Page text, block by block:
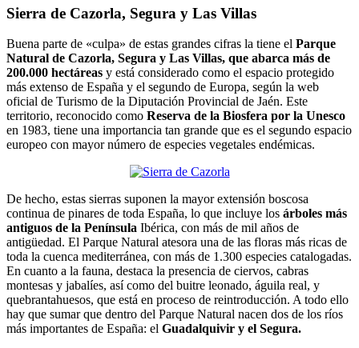
Sierra de Cazorla, Segura y Las Villas
Buena parte de «culpa» de estas grandes cifras la tiene el Parque
Natural de Cazorla, Segura y Las Villas, que abarca más de
200.000 hectáreas y está considerado como el espacio protegido
más extenso de España y el segundo de Europa, según la web
oficial de Turismo de la Diputación Provincial de Jaén. Este
territorio, reconocido como Reserva de la Biosfera por la Unesco
en 1983, tiene una importancia tan grande que es el segundo espacio
europeo con mayor número de especies vegetales endémicas.
De hecho, estas sierras suponen la mayor extensión boscosa
continua de pinares de toda España, lo que incluye los árboles más
antiguos de la Península Ibérica, con más de mil años de
antigüedad. El Parque Natural atesora una de las floras más ricas de
toda la cuenca mediterránea, con más de 1.300 especies catalogadas.
En cuanto a la fauna, destaca la presencia de ciervos, cabras
montesas y jabalíes, así como del buitre leonado, águila real, y
quebrantahuesos, que está en proceso de reintroducción. A todo ello
hay que sumar que dentro del Parque Natural nacen dos de los ríos
más importantes de España: el Guadalquivir y el Segura.